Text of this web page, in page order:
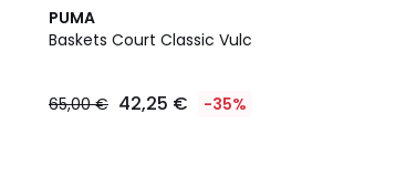
PUMA
Baskets Court Classic Vulc
65,00 € 42,25 € -35%